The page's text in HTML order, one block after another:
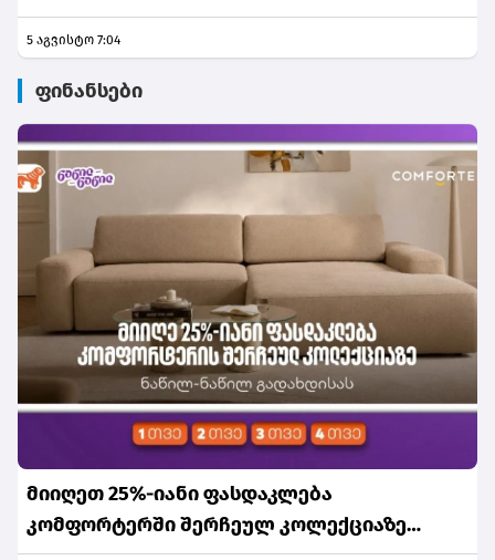
განსაკუთრებული შეთავაზებები მოუმზადა
5 აგვისტო 7:04
ფინანსები
მიიღეთ 25%-იანი ფასდაკლება
კომფორტერში შერჩეულ კოლექციაზე
საქართველოს ნაწილ-ნაწილ გადახდისას